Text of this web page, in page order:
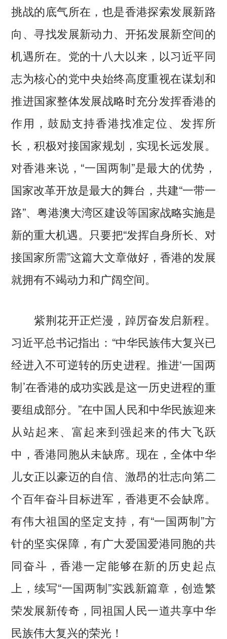
挑战的底气所在，也是香港探索发展新路
向、寻找发展新动力、开拓发展新空间的
机遇所在。党的十八大以来，以习近平同
志为核心的党中央始终高度重视在谋划和
推进国家整体发展战略时充分发挥香港的
作用，鼓励支持香港找准定位、发挥所
长，积极对接国家规划，实现长远发展。
对香港来说，“一国两制”是最大的优势，
国家改革开放是最大的舞台，共建“一带一
路”、粤港澳大湾区建设等国家战略实施是
新的重大机遇。只要把“发挥自身所长、对
接国家所需”这篇大文章做好，香港的发展
就拥有不竭动力和广阔空间。
紫荆花开正烂漫，踔厉奋发启新程。
习近平总书记指出：“中华民族伟大复兴已
经进入不可逆转的历史进程。推进‘一国两
制’在香港的成功实践是这一历史进程的重
要组成部分。”在中国人民和中华民族迎来
从站起来、富起来到强起来的伟大飞跃
中，香港同胞从未缺席。现在，全体中华
儿女正以豪迈的自信、激昂的壮志向第二
个百年奋斗目标进军，香港更不会缺席。
有伟大祖国的坚定支持，有“一国两制”方
针的坚实保障，有广大爱国爱港同胞的共
同奋斗，香港一定能够在新的历史起点
上，续写“一国两制”实践新篇章，创造繁
荣发展新传奇，同祖国人民一道共享中华
民族伟大复兴的荣光！